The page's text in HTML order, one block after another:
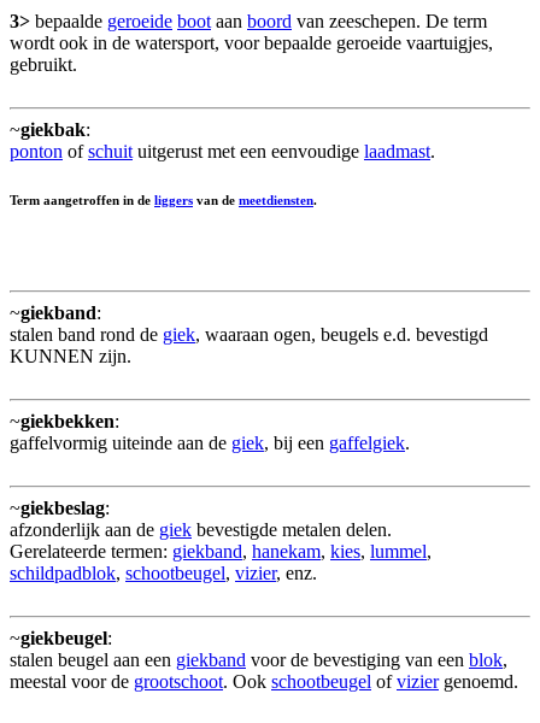
3> bepaalde geroeide boot aan boord van zeeschepen. De term
wordt ook in de watersport, voor bepaalde geroeide vaartuigjes,
gebruikt.
~giekbak:
ponton ofschuit uitgerust met een eenvoudige laadmast.
Term aangetroffen in de liggers van de meetdiensten.
~giekband:
stalen band rond de giek, waaraan ogen, beugels e.d. bevestigd
KUNNEN zijn.
~giekbekken:
gaffelvormig uiteinde aan de giek, bij een gaffelgiek.
~giekbeslag:
afzonderlijk aan de giek bevestigde metalen delen.
Gerelateerde termen: giekband, hanekam, kies, lummel,
schildpadblok, schootbeugel, vizier, enz.
~giekbeugel:
stalen beugel aan een giekband voor de bevestiging van een blok,
meestal voor de grootschoot. Ook schootbeugel ofviziergenoemd.